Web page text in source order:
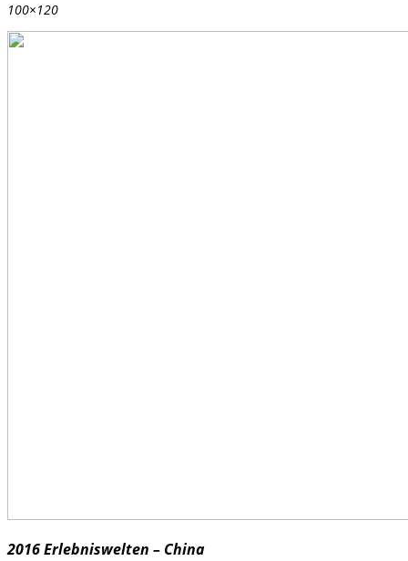
100×120
2016 Erlebniswelten – China